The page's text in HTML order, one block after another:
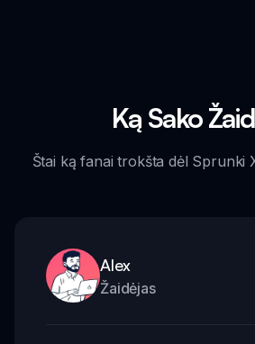
Ką Sako
Štai ką fanai trokšta dėl Sprunki
Alex
Žaidėjas